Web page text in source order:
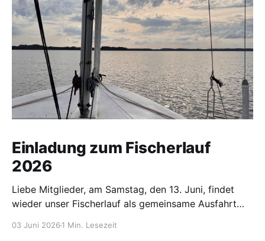
Einladung zum Fischerlauf
2026
Liebe Mitglieder, am Samstag, den 13. Juni, findet
wieder unser Fischerlauf als gemeinsame Ausfahrt
03 Juni 2026 1 Min. Lesezeit